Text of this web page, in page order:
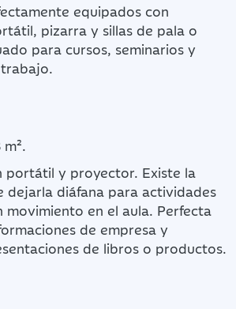
equipados con
pizarra y sillas de pala o
para cursos, seminarios y
portátil y proyector. Existe la
dejarla diáfana para actividades
movimiento en el aula. Perfecta
de empresa y
de libros o productos.